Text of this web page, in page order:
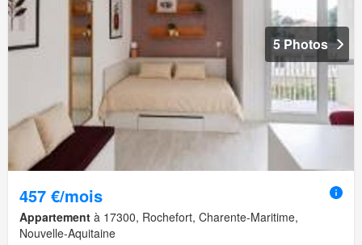
5 Photos
457 €/mois
Appartement à 17300, Rochefort, Charente-Maritime,
Nouvelle-Aquitaine